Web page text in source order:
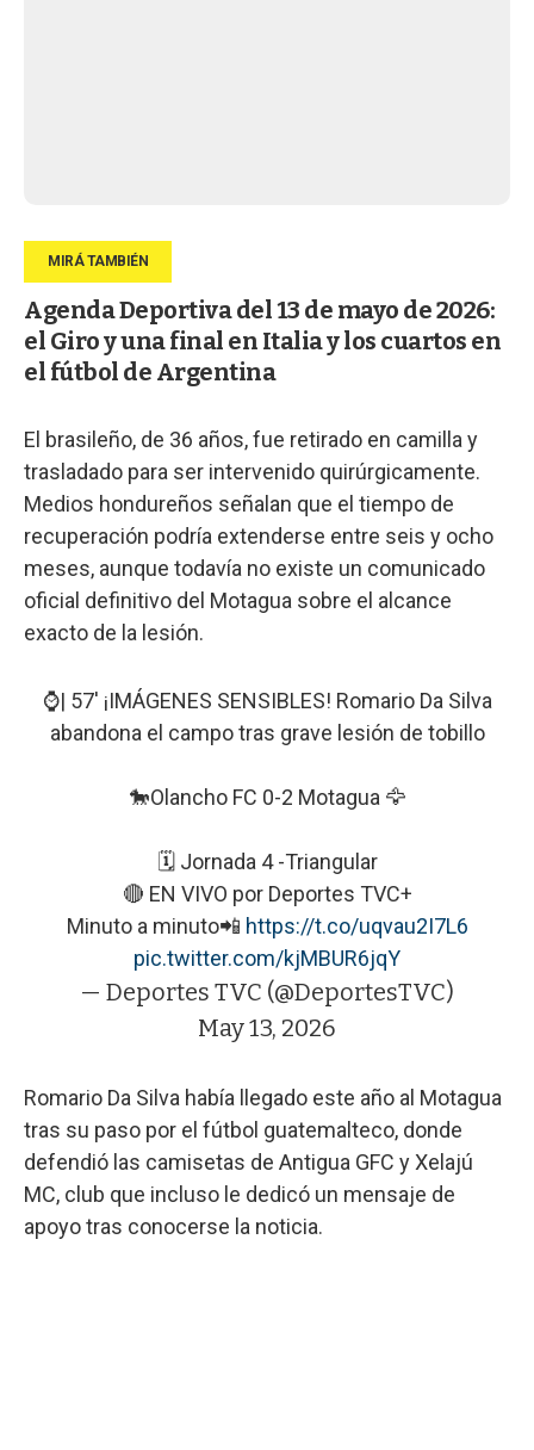
Agenda Deportiva del 13 de mayo de 2026:
el Giro y una final en Italia y los cuartos en
el fútbol de Argentina
El brasileño, de 36 años, fue retirado en camilla y
trasladado para ser intervenido quirúrgicamente.
Medios hondureños señalan que el tiempo de
recuperación podría extenderse entre seis y ocho
meses, aunque todavía no existe un comunicado
oficial definitivo del Motagua sobre el alcance
exacto de la lesión.
⌚| 57' ¡IMÁGENES SENSIBLES! Romario Da Silva
abandona el campo tras grave lesión de tobillo
🐎Olancho FC 0-2 Motagua 🦅
🗓️ Jornada 4 -Triangular
🔴 EN VIVO por Deportes TVC+
Minuto a minuto📲 https://t.co/uqvau2I7L6
pic.twitter.com/kjMBUR6jqY
— Deportes TVC (@DeportesTVC)
May 13, 2026
Romario Da Silva había llegado este año al Motagua
tras su paso por el fútbol guatemalteco, donde
defendió las camisetas de Antigua GFC y Xelajú
MC, club que incluso le dedicó un mensaje de
apoyo tras conocerse la noticia.